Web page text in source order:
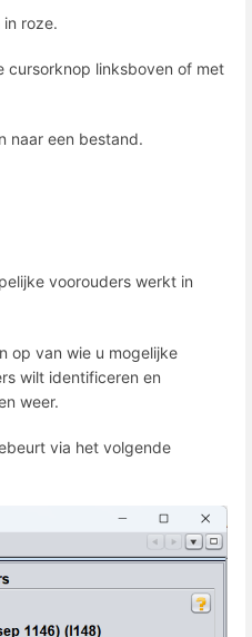
in roze.
cursorknop linksboven of met
naar een bestand.
voorouders werkt in
op van wie u mogelijke
wilt identificeren en
weer.
via het volgende